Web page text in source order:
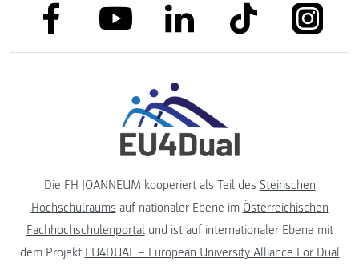
link to facebooklink to youtubelink to linkedinlink to tiktok link to
Die FH JOANNEUM kooperiert als Teil des Steirischen
Hochschulraums auf nationaler Ebene im Österreichischen
Fachhochschulenportalund ist auf internationaler Ebene mit
dem Projekt EU4DUAL – European University Alliance For Dual